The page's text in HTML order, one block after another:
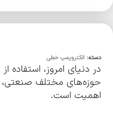
دسته: الکتروپمپ خطی
در دنیای امروز، استفاده
حوزه‌های مختلف صنعتی،
اهمیت است.